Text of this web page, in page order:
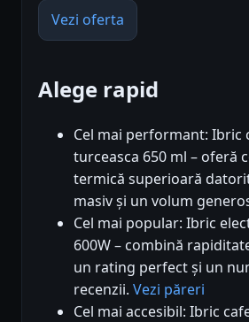
Vezi oferta
Alege rapid
Cel mai performant: Ibric
turceasca 650 ml – oferă
termică superioară
masiv și un volum
Cel mai popular: Ibric
600W – combină
un rating perfect și un
recenzii. Vezi păreri
Cel mai accesibil: Ibric